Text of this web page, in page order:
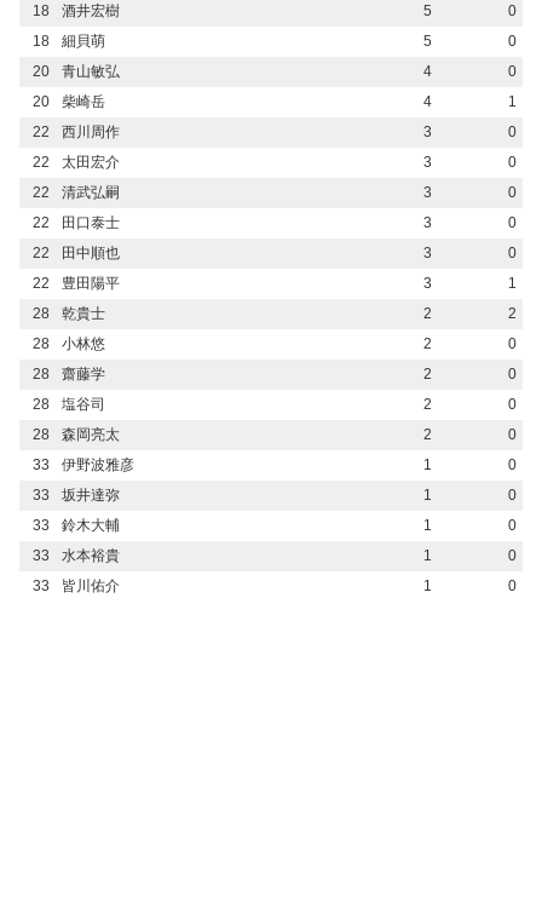
18
酒井宏樹 5
0
18
細貝萌 5
0
20
青山敏弘 4
0
20
柴崎岳 4
1
22
西川周作 3
0
22
太田宏介 3
0
22
清武弘嗣 3
0
22
田口泰士 3
0
22
田中順也 3
0
22
豊田陽平 3
1
28
乾貴士 2
2
28
小林悠 2
0
28
齋藤学 2
0
28
塩谷司 2
0
28
森岡亮太 2
0
33
伊野波雅彦 1
0
33
坂井達弥 1
0
33
鈴木大輔 1
0
33
水本裕貴 1
0
33
皆川佑介 1 0